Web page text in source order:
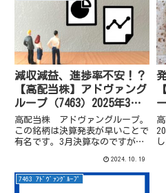
減収減益、進捗率不安！？
【高配当株】アドヴァング
ループ（7463）2025年3月
期2Q
高配当株 アドヴァングループ。
この銘柄は決算発表が早いことで
有名です。3月決算なのですが、
2024.10.19
7463 ｱﾄﾞｳﾞｧﾝｸﾞﾙｰﾌﾟ